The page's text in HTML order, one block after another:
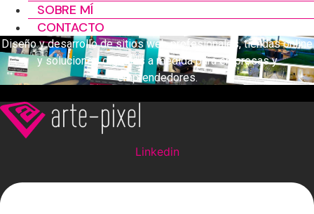
SOBRE MÍ
CONTACTO
Diseño y desarrollo de sitios web profesionales, tiendas online
y soluciones digitales a medida para empresas y
emprendedores.
Linkedin